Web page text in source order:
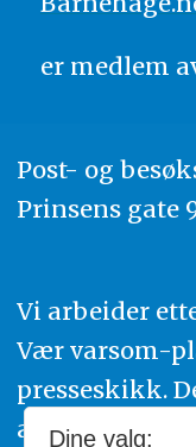
er medlem
Post- og
Prinsens gate
Vi arbeider
Vær varsom-
presseskikk.
avDine valg: